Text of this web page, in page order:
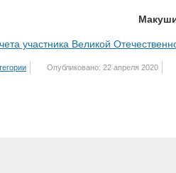
участника Великой
Опубликовано: 22 апреля 2020